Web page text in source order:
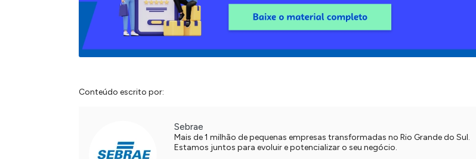
Conteúdo escrito por:
Sebrae
Mais de 1 milhão de pequenas empresas transformadas no Rio Grande do Sul.
Estamos juntos para evoluir e potencializar o seu negócio.